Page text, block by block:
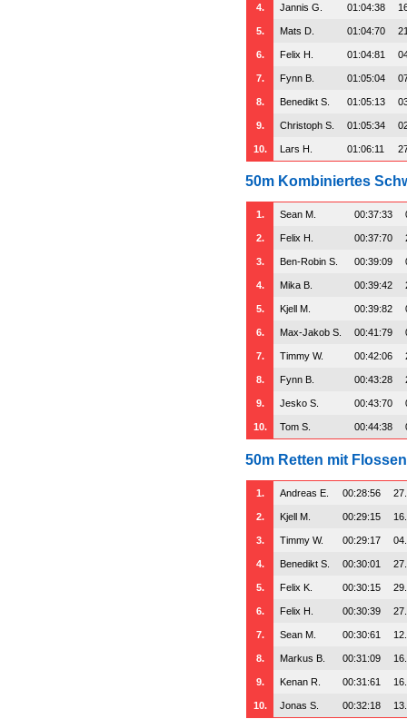
4. Jannis G. 01:04:38
5. Mats D. 01:04:70
6. Felix H. 01:04:81
7. Fynn B. 01:05:04
8. Benedikt S. 01:05:13
9. Christoph S. 01:05:34
10. Lars H. 01:06:11
50m Kombiniertes
1. Sean M. 00:37:33
2. Felix H. 00:37:70
3. Ben-Robin S. 00:39:09
4. Mika B. 00:39:42
5. Kjell M. 00:39:82
6. Max-Jakob S. 00:41:79
7. Timmy W. 00:42:06
8. Fynn B. 00:43:28
9. Jesko S. 00:43:70
10. Tom S. 00:44:38
50m Retten mit Flossen
1. Andreas E. 00:28:56
2. Kjell M. 00:29:15
3. Timmy W. 00:29:17
4. Benedikt S. 00:30:01
5. Felix K. 00:30:15
6. Felix H. 00:30:39
7. Sean M. 00:30:61
8. Markus B. 00:31:09
9. Kenan R. 00:31:61
10. Jonas S. 00:32:18